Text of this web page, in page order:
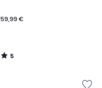
59,99 €
5
/